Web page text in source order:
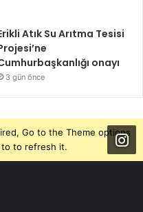
Atık Su Arıtma Tesisi
onayı
3 gün önce
Go to the Theme options
to refresh it.